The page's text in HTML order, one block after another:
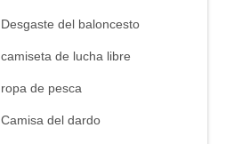
Desgaste del baloncesto
camiseta de lucha libre
ropa de pesca
Camisa del dardo